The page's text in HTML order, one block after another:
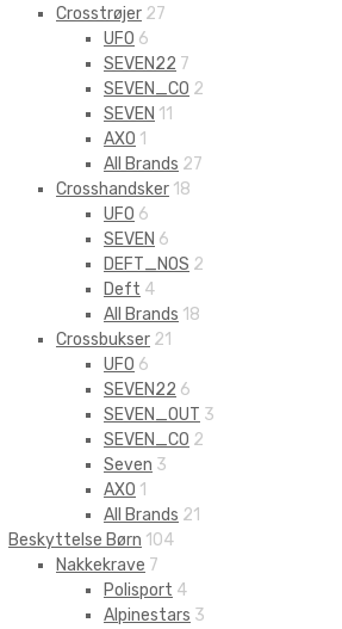
Crosstrøjer 27
UFO 6
SEVEN22 7
SEVEN_CO 2
SEVEN 11
AXO 1
All Brands 27
Crosshandsker 18
UFO 6
SEVEN 6
DEFT_NOS 2
Deft 4
All Brands 18
Crossbukser 21
UFO 6
SEVEN22 6
SEVEN_OUT 3
SEVEN_CO 2
Seven 3
AXO 1
All Brands 21
Beskyttelse Børn 104
Nakkekrave 7
Polisport 4
Alpinestars 3